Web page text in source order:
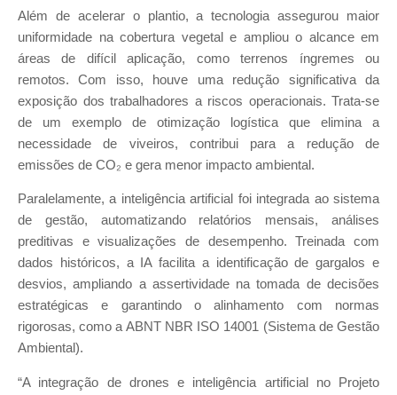
Além de acelerar o plantio, a tecnologia assegurou maior
uniformidade na cobertura vegetal e ampliou o alcance em
áreas de difícil aplicação, como terrenos íngremes ou
remotos. Com isso, houve uma redução significativa da
exposição dos trabalhadores a riscos operacionais. Trata-se
de um exemplo de otimização logística que elimina a
necessidade de viveiros, contribui para a redução de
emissões de CO₂ e gera menor impacto ambiental.
Paralelamente, a inteligência artificial foi integrada ao sistema
de gestão, automatizando relatórios mensais, análises
preditivas e visualizações de desempenho. Treinada com
dados históricos, a IA facilita a identificação de gargalos e
desvios, ampliando a assertividade na tomada de decisões
estratégicas e garantindo o alinhamento com normas
rigorosas, como a ABNT NBR ISO 14001 (Sistema de Gestão
Ambiental).
“A integração de drones e inteligência artificial no Projeto